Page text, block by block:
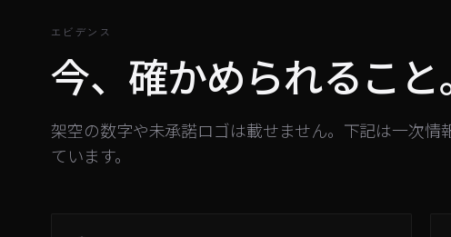
エビデンス
今、確かめられること
架空の数字や未承諾ロゴは載せません。下記は一次情
ています。